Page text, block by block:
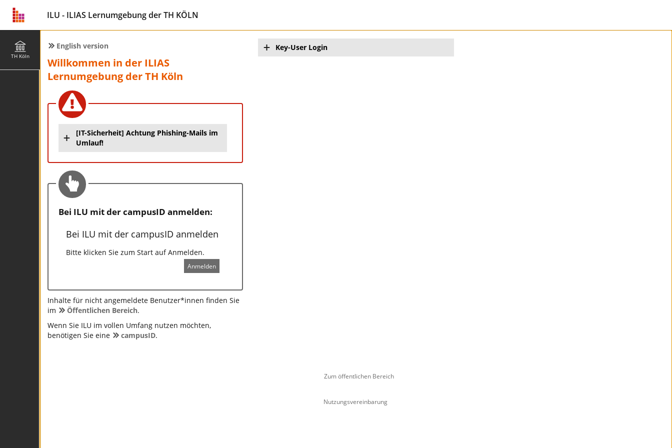
ILU - ILIAS Lernumgebung der TH KÖLN
TH Köln
English version
Willkommen in der ILIAS
Lernumgebung der TH Köln
[IT-Sicherheit] Achtung Phishing-Mails im
Umlauf!
Bei ILU mit der campusID anmelden:
Bei ILU mit der campusID anmelden
Bitte klicken Sie zum Start auf Anmelden.
Anmelden
Inhalte für nicht angemeldete Benutzer*innen finden Sie
im
Öffentlichen Bereich.
Wenn Sie ILU im vollen Umfang nutzen möchten,
benötigen Sie eine
campusID.
Key-User Login
Zum öffentlichen Bereich
Nutzungsvereinbarung